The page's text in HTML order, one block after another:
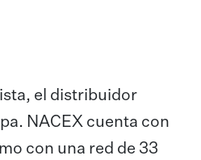
el distribuidor
NACEX cuenta con
con una red de 33